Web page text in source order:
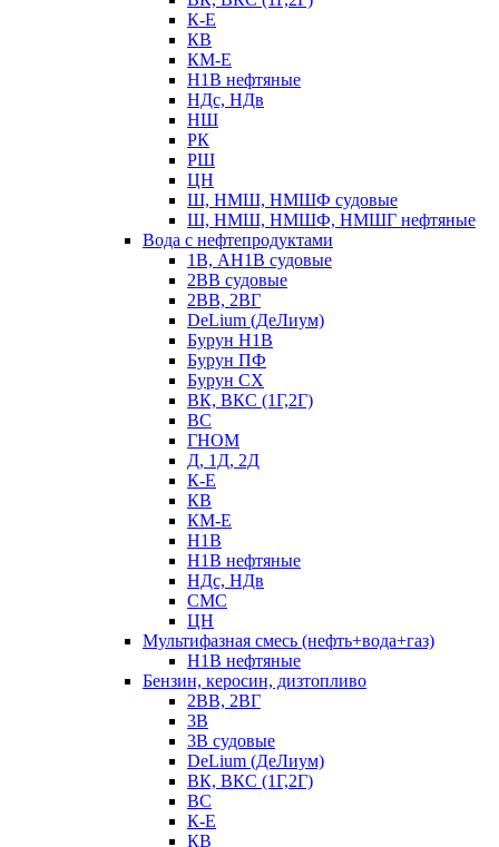
К-Е
КВ
КМ-Е
Н1В нефтяные
НДс, НДв
НШ
РК
РШ
ЦН
Ш, НМШ, НМШФ судовые
Ш, НМШ, НМШФ, НМШГ нефтяные
Вода с нефтепродуктами
1В, АН1В судовые
2ВВ судовые
2ВВ, 2ВГ
DeLium (ДеЛиум)
Бурун Н1В
Бурун ПФ
Бурун СХ
ВК, ВКС (1Г,2Г)
ВС
ГНОМ
Д, 1Д, 2Д
К-Е
КВ
КМ-Е
Н1В
Н1В нефтяные
НДс, НДв
СМС
ЦН
Мультифазная смесь (нефть+вода+газ)
Н1В нефтяные
Бензин, керосин, дизтопливо
2ВВ, 2ВГ
3В
3В судовые
DeLium (ДеЛиум)
ВК, ВКС (1Г,2Г)
ВС
К-Е
КВ